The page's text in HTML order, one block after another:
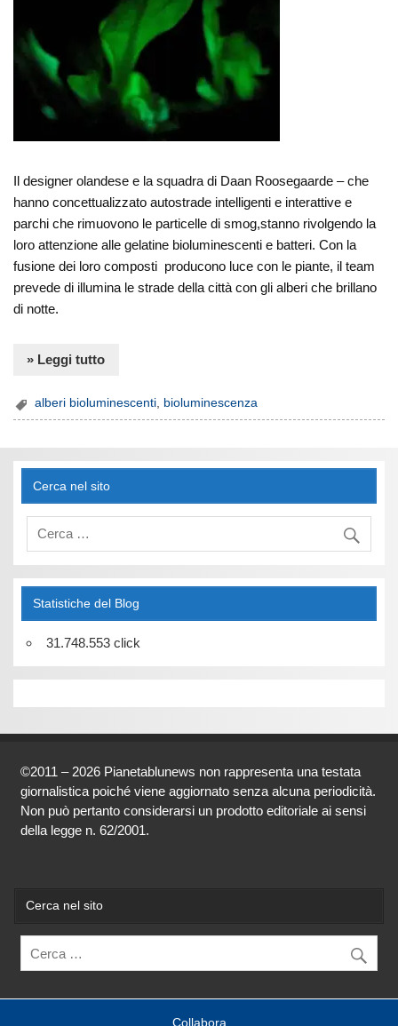
Il designer olandese e la squadra di Daan Roosegaarde – che
hanno concettualizzato autostrade intelligenti e interattive e
parchi che rimuovono le particelle di smog,stanno rivolgendo la
loro attenzione alle gelatine bioluminescenti e batteri. Con la
fusione dei loro composti producono luce con le piante, il team
prevede di illumina le strade della città con gli alberi che brillano
di notte.
» Leggi tutto
alberi bioluminescenti, bioluminescenza
Cerca nel sito
Statistiche del Blog
31.748.553 click
©2011 – 2026 Pianetablunews non rappresenta una testata
giornalistica poiché viene aggiornato senza alcuna periodicità.
Non può pertanto considerarsi un prodotto editoriale ai sensi
della legge n. 62/2001.
Cerca nel sito
Collabora